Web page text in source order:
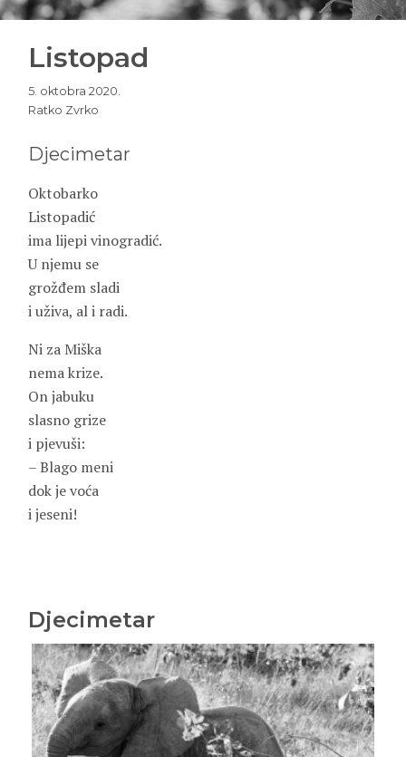
Listopad
5. oktobra 2020.
Ratko Zvrko
Djecimetar
Oktobarko
Listopadić
ima lijepi vinogradić.
U njemu se
grožđem sladi
i uživa, al i radi.
Ni za Miška
nema krize.
On jabuku
slasno grize
i pjevuši:
– Blago meni
dok je voća
i jeseni!
Djecimetar